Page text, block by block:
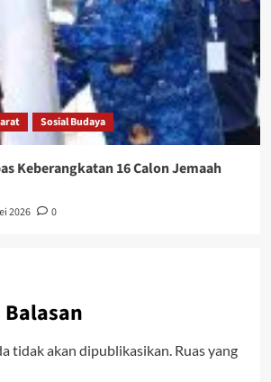
Sosial Budaya
Keberangkatan 16 Calon Jemaah
2026 0
tidak akan dipublikasikan. Ruas yang